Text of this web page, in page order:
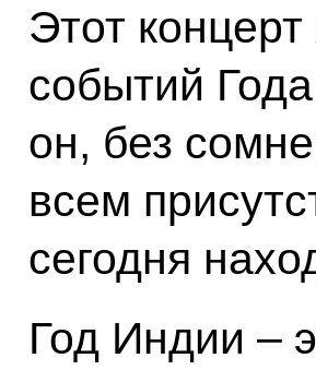
Этот
событий
он, без
всем
сегодня
Год Индии –